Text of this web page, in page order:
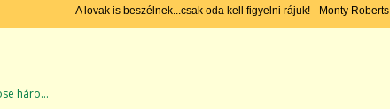
A lovak is beszélnek...csak oda kell figyelni rájuk! - Monty Roberts
háro...